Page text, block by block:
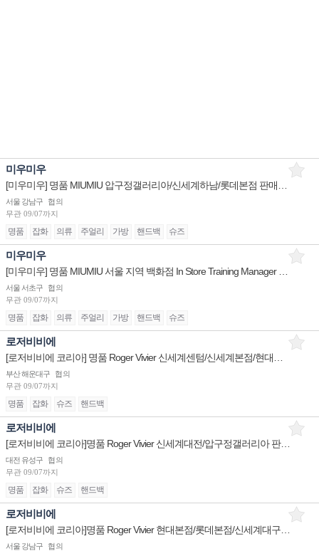
미우미우
서울 강남구
협의
무관09/07까지
명품 잡화 의류 주얼리 가방 핸드백 슈즈
미우미우
서울 서초구
협의
무관09/07까지
명품 잡화 의류 주얼리 가방 핸드백 슈즈
로저비비에
부산 해운대구
협의
무관09/07까지
명품 잡화 슈즈 핸드백
로저비비에
[로저비비에 코리아]명품 Roger Vivier 신세계대전/압구정갤러리아 판매사원 채용
대전 유성구
협의
무관09/07까지
명품 잡화 슈즈 핸드백
로저비비에
서울 강남구
협의